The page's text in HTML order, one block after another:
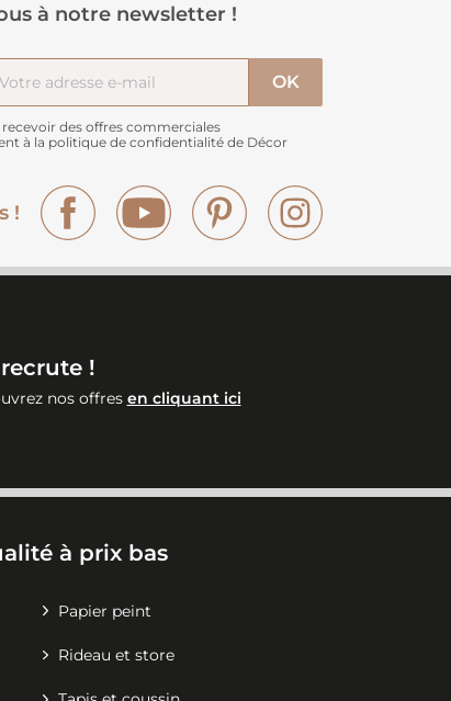
à notre newsletter !
des offres commerciales
à la politique de confidentialité de Décor
!
Facebook YouTube Pinterest
!
nos offres en cliquant ici
à prix bas
Papier peint
Rideau et store